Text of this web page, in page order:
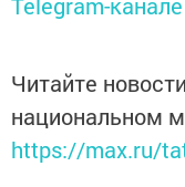
Telegram-канале
Читайте
национальном
https://max.ru/